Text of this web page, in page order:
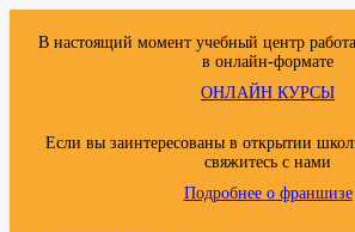
В настоящий момент учебный центр
в онлайн-формате
ОНЛАЙН КУРСЫ
Если вы заинтересованы в открытии
свяжитесь с нами
Подробнее о франшизе